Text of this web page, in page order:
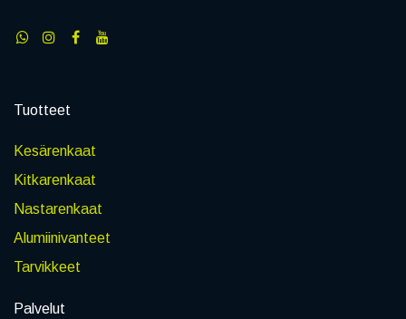
Tuotteet
Kesärenkaat
Kitkarenkaat
Nastarenkaat
Alumiinivanteet
Tarvikkeet
Palvelut